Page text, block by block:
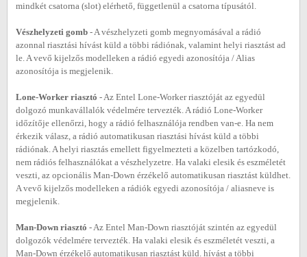
mindkét csatorna (slot) elérhető, függetlenül a csatorna típusától.
Vészhelyzeti gomb - A vészhelyzeti gomb megnyomásával a rádió
azonnal riasztási hívást küld a többi rádiónak, valamint helyi riasztást ad
le. A vevő kijelzős modelleken a rádió egyedi azonosítója / Alias
azonosítója is megjelenik.
Lone-Worker riasztó - Az Entel Lone-Worker riasztóját az egyedül
dolgozó munkavállalók védelmére tervezték. A rádió Lone-Worker
időzítője ellenőrzi, hogy a rádió felhasználója rendben van-e. Ha nem
érkezik válasz, a rádió automatikusan riasztási hívást küld a többi
rádiónak. A helyi riasztás emellett figyelmezteti a közelben tartózkodó,
nem rádiós felhasználókat a vészhelyzetre. Ha valaki elesik és eszméletét
veszti, az opcionális Man-Down érzékelő automatikusan riasztást küldhet.
A vevő kijelzős modelleken a rádiók egyedi azonosítója / aliasneve is
megjelenik.
Man-Down riasztó - Az Entel Man-Down riasztóját szintén az egyedül
dolgozók védelmére tervezték. Ha valaki elesik és eszméletét veszti, a
Man-Down érzékelő automatikusan riasztást küld. hívást a többi